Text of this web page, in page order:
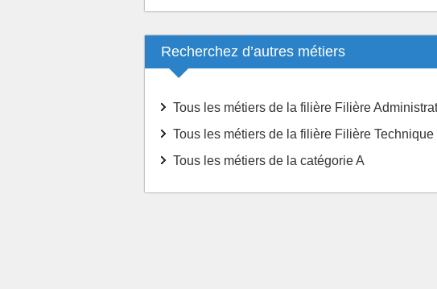
Recherchez d’autres métiers
Tous les métiers de la filière Filière
Tous les métiers de la filière Filière Technique
Tous les métiers de la catégorie A